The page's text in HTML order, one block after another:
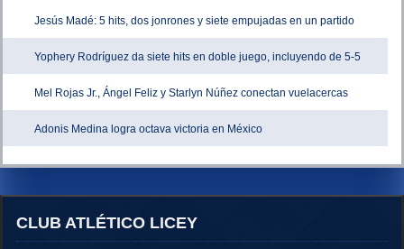
Jesús Madé: 5 hits, dos jonrones y siete empujadas en un partido
Yophery Rodríguez da siete hits en doble juego, incluyendo de 5-5
Mel Rojas Jr., Ángel Feliz y Starlyn Núñez conectan vuelacercas
Adonis Medina logra octava victoria en México
CLUB ATLÉTICO LICEY